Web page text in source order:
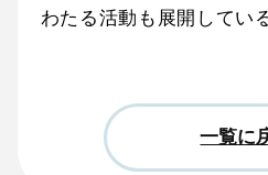
わたる活動も展開してい
一覧に